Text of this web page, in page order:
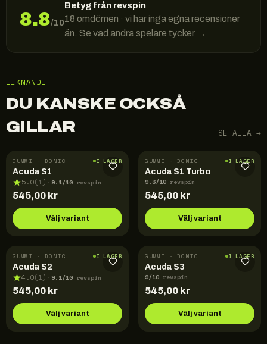
8.8/10
Betyg från revspin
18 omdömen · vi har inga egna recensioner
än. Se vad andra spelare tycker →
LIKNANDE
DU KANSKE OCKSÅ
GILLAR
SE ALLA →
GUMMI · DONIC I LAGER
Acuda S1
5.0(1) · 9.1/10 revspin
545,00 kr
Välj variant
GUMMI · DONIC I LAGER
Acuda S1 Turbo
9.3/10 revspin
545,00 kr
Välj variant
GUMMI · DONIC I LAGER
Acuda S2
4.0(1) · 9.1/10 revspin
545,00 kr
Välj variant
GUMMI · DONIC I LAGER
Acuda S3
9/10 revspin
545,00 kr
Välj variant